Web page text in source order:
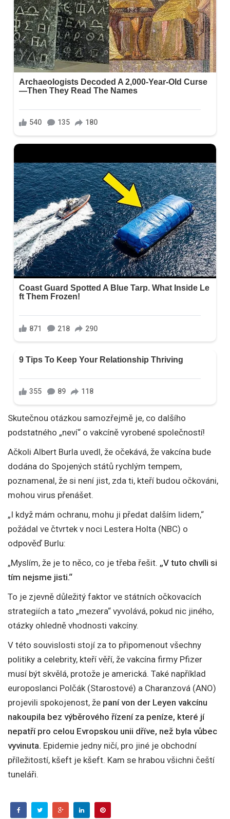
Skutečnou otázkou samozřejmě je, co dalšího
podstatného „neví“ o vakcíně vyrobené společností!
Ačkoli Albert Burla uvedl, že očekává, že vakcína bude
dodána do Spojených států rychlým tempem,
poznamenal, že si není jist, zda ti, kteří budou očkováni,
mohou virus přenášet.
„I když mám ochranu, mohu ji předat dalším lidem,“
požádal ve čtvrtek v noci Lestera Holta (NBC) o
odpověď Burlu:
„Myslím, že je to něco, co je třeba řešit. „V tuto chvíli si
tím nejsme jisti.“
To je zjevně důležitý faktor ve státních očkovacích
strategiích a tato „mezera“ vyvolává, pokud nic jiného, ​​
otázky ohledně vhodnosti vakcíny.
V této souvislosti stojí za to připomenout všechny
politiky a celebrity, kteří věří, že vakcína firmy Pfizer
musí být skvělá, protože je americká. Také například
europoslanci Polčák (Starostové) a Charanzová (ANO)
projevili spokojenost, že paní von der Leyen vakcínu
nakoupila bez výběrového řízení za peníze, které jí
nepatří pro celou Evropskou unii dříve, než byla vůbec
vyvinuta. Epidemie jedny ničí, pro jiné je obchodní
příležitostí, kšeft je kšeft. Kam se hrabou všichni čeští
tuneláři.